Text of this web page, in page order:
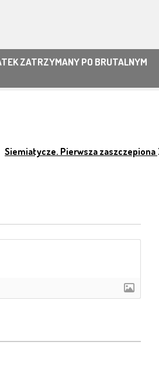
ZATRZYMANY PO BRUTALNYM
Siemiatycze. Pierwsza zaszczepiona